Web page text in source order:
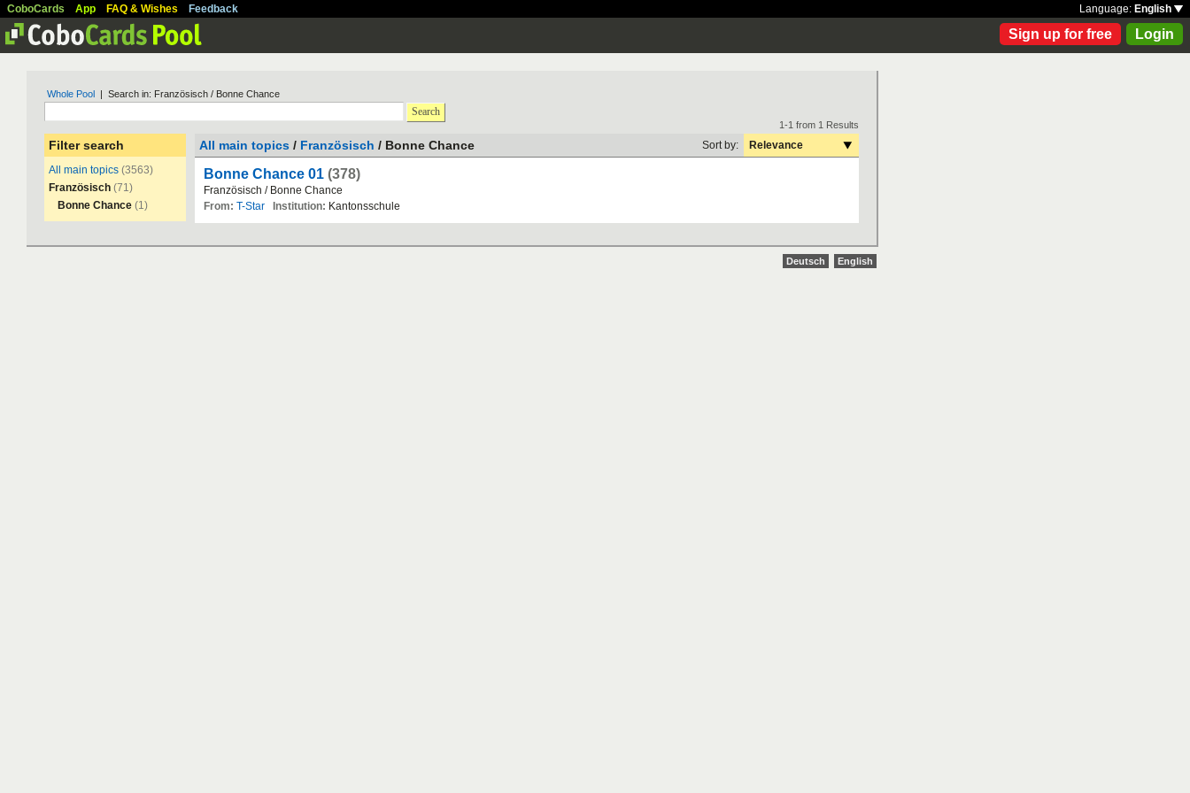
CoboCards App FAQ & Wishes Feedback Language: English
Sign up for free Login
Whole Pool | Search in: Französisch / Bonne Chance
Search
Filter search
All main topics (3563)
Französisch (71)
Bonne Chance (1)
1-1 from 1 Results
All main topics / Französisch / Bonne Chance Sort by: Relevance
Bonne Chance 01 (378)
Französisch / Bonne Chance
From: T-Star Institution: Kantonsschule
Deutsch English